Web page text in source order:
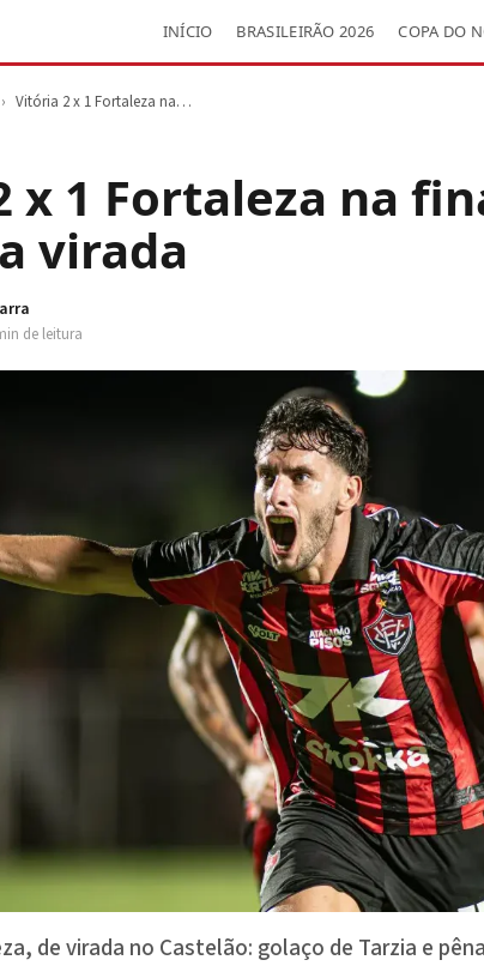
INÍCIO BRASILEIRÃO 2026 COPA DO
› Vitória 2 x 1 Fortaleza na…
x 1 Fortaleza na
virada
de leitura
de virada no Castelão: golaço de Tarzia e